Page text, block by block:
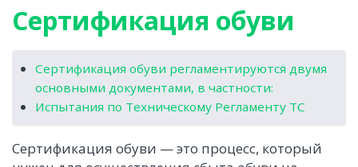
Сертификация обуви
Сертификация обуви регламентируются двумя
основными документами, в частности:
Испытания по Техническому Регламенту ТС
Сертификация обуви — это процесс, который